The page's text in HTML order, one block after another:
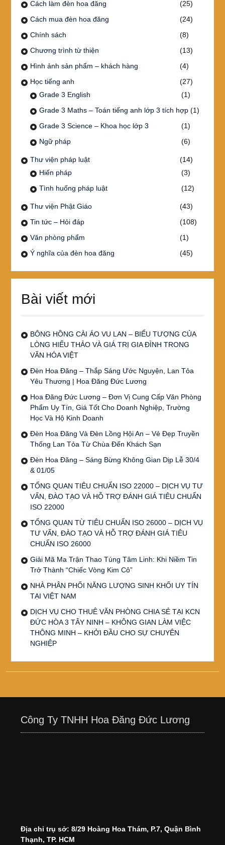
Cách làm đèn hoa đăng
(25)
Cách mua đèn hoa đăng
(24)
Chính sách
(8)
Chương trình từ thiện
(13)
Hình ảnh sản phẩm – khách hàng
(4)
Học tiếng anh
(27)
Grade 3 English
(1)
Grade 3 Maths – Toán tiếng anh lớp 3 tích hợp(1)
Grade 3 Science – Khoa học lớp 3
(1)
Ngữ pháp
(6)
Thư viện pháp luật
(14)
Hiến pháp
(3)
Tình huống pháp luật
(12)
Thư viện Phật Giáo
(43)
Tin tức – Hỏi đáp
(108)
Văn phòng phẩm
(1)
Ý nghĩa của đèn hoa đăng
(45)
Bài viết mới
BÔNG HỒNG CÀI ÁO VU LAN – BIỂU TƯỢNG CỦA
LÒNG HIẾU THẢO VÀ GIÁ TRỊ GIA ĐÌNH TRONG
VĂN HÓA VIỆT
Đèn Hoa Đăng – Thắp Sáng Ước Nguyện, Lan Tỏa
Yêu Thương | Hoa Đăng Đức Lương
Hoa Đăng Đức Lương – Đơn Vị Cung Cấp Văn Phòng
Phẩm Uy Tín, Giá Tốt Cho Doanh Nghiệp, Trường
Học Và Hộ Kinh Doanh
Đèn Hoa Đăng Và Đèn Lồng Hội An – Vẻ Đẹp Truyền
Thống Lan Tỏa Từ Chùa Đến Khách Sạn
Đèn Hoa Đăng – Sáng Bừng Không Gian Dịp Lễ 30/4
& 01/05
TỔNG QUAN TIÊU CHUẨN ISO 22000 – DỊCH VỤ TƯ
VẤN, ĐÀO TẠO VÀ HỖ TRỢ ĐÁNH GIÁ TIÊU CHUẨN
ISO 22000
TỔNG QUAN TỪ TIÊU CHUẨN ISO 26000 – DỊCH VỤ
TƯ VẤN, ĐÀO TẠO VÀ HỖ TRỢ ĐÁNH GIÁ TIÊU
CHUẨN ISO 26000
Giải Mã Ma Trận Thao Túng Tâm Linh: Khi Niềm Tin
Trở Thành “Chiếc Vòng Kim Cô”
NHÀ PHÂN PHỐI NĂNG LƯỢNG SINH KHỐI UY TÍN
TẠI VIỆT NAM
DỊCH VỤ CHO THUÊ VĂN PHÒNG CHIA SẺ TẠI KCN
ĐỨC HÒA 3 TÂY NINH – KHÔNG GIAN LÀM VIỆC
THÔNG MINH – KHỞI ĐẦU CHO SỰ CHUYÊN
NGHIỆP
Công Ty TNHH Hoa Đăng Đức Lương
Địa chỉ trụ sở: 8/29 Hoàng Hoa Thám, P.7, Quận Bình
Thạnh, TP. HCM